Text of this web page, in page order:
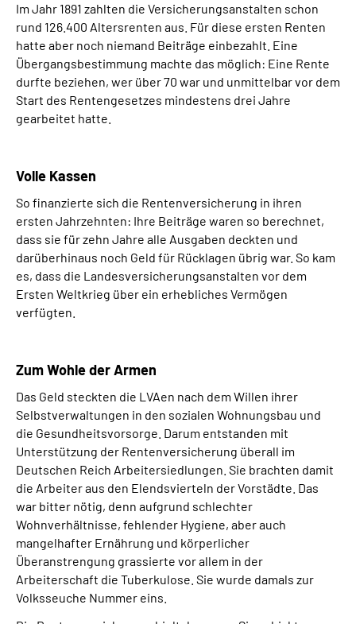
Im Jahr 1891 zahlten die Versicherungsanstalten schon
rund 126.400 Altersrenten aus. Für diese ersten Renten
hatte aber noch niemand Beiträge einbezahlt. Eine
Übergangsbestimmung machte das möglich: Eine Rente
durfte beziehen, wer über 70 war und unmittelbar vor dem
Start des Rentengesetzes mindestens drei Jahre
gearbeitet hatte.
Volle Kassen
So finanzierte sich die Rentenversicherung in ihren
ersten Jahrzehnten: Ihre Beiträge waren so berechnet,
dass sie für zehn Jahre alle Ausgaben deckten und
darüberhinaus noch Geld für Rücklagen übrig war. So kam
es, dass die Landesversicherungsanstalten vor dem
Ersten Weltkrieg über ein erhebliches Vermögen
verfügten.
Zum Wohle der Armen
Das Geld steckten die LVAen nach dem Willen ihrer
Selbstverwaltungen in den sozialen Wohnungsbau und
die Gesundheitsvorsorge. Darum entstanden mit
Unterstützung der Rentenversicherung überall im
Deutschen Reich Arbeitersiedlungen. Sie brachten damit
die Arbeiter aus den Elendsvierteln der Vorstädte. Das
war bitter nötig, denn aufgrund schlechter
Wohnverhältnisse, fehlender Hygiene, aber auch
mangelhafter Ernährung und körperlicher
Überanstrengung grassierte vor allem in der
Arbeiterschaft die Tuberkulose. Sie wurde damals zur
Volksseuche Nummer eins.